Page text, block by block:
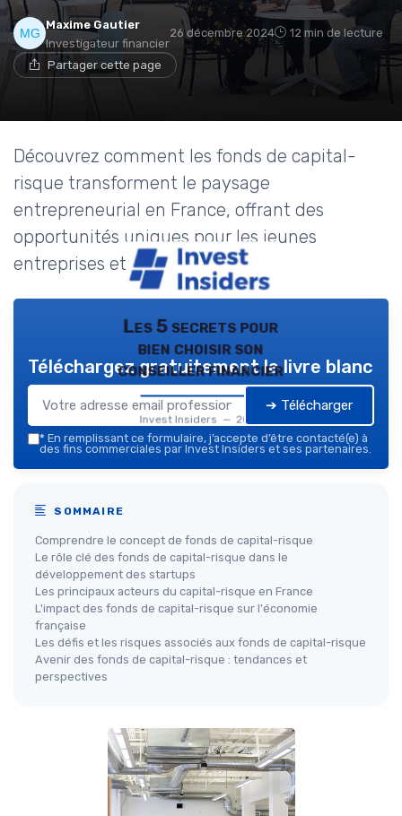
Maxime Gautier
Investigateur financier
26 décembre 2024 12 min de lecture
Partager cette page
Découvrez comment les fonds de capital-
risque transforment le paysage
entrepreneurial en France, offrant des
opportunités uniques pour les jeunes
entreprises et les investisseurs.
Les 5 secrets pour
bien choisir son
conseiller financier
Invest Insiders — 2026
Téléchargez gratuitement le livre blanc
➔ Télécharger
* En remplissant ce formulaire, j’accepte d’être contacté(e) à
des fins commerciales par Invest Insiders et ses partenaires.
SOMMAIRE
Comprendre le concept de fonds de capital-risque
Le rôle clé des fonds de capital-risque dans le
développement des startups
Les principaux acteurs du capital-risque en France
L'impact des fonds de capital-risque sur l'économie
française
Les défis et les risques associés aux fonds de capital-risque
Avenir des fonds de capital-risque : tendances et
perspectives